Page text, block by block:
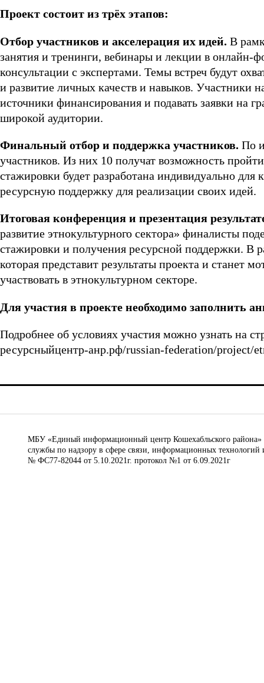
Проект состоит из трёх этапов:
Отбор участников и акселерация их идей. В
занятия и тренинги, вебинары и лекции в онлайн-
консультации с экспертами. Темы встреч будут
и развитие личных качеств и навыков. Участники
источники финансирования и подавать заявки на
широкой аудитории.
Финальный отбор и поддержка участников. По
участников. Из них 10 получат возможность
стажировки будет разработана индивидуально
ресурсную поддержку для реализации своих идей.
Итоговая конференция и презентация
развитие этнокультурного сектора» финалисты
стажировки и получения ресурсной поддержки. В
которая представит результаты проекта и станет
участвовать в этнокультурном секторе.
Для участия в проекте необходимо заполнить
Подробнее об условиях участия можно узнать на
ресурсныйцентр-анр.рф/russian-federation/project/
МБУ «Единый информационный центр Кошехабльского района»
службы по надзору в сфере связи, информационных
№ ФС77-82044 от 5.10.2021г. протокол №1 от 6.09.2021г